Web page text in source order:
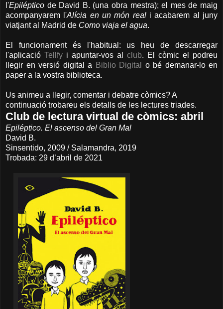
l'Epiléptico de David B. (una obra mestra); el mes de maig
acompanyarem l'Alícia en un món reali acabarem al juny
viatjant al Madrid de Como viaja el agua.
El funcionament és l'habitual: us heu de descarregar
l'aplicació Tellfy i apuntar-vos al club. El còmic el podreu
llegir en versió digital a
Biblio Digital
o bé demanar-lo en
paper a la vostra biblioteca.
Us animeu a llegir, comentar i debatre còmics? A
continuació trobareu els detalls de les lectures triades.
Club de lectura virtual de còmics: abril
Epiléptico. El ascenso del Gran Mal
David B.
Sinsentido, 2009 / Salamandra, 2019
Trobada: 29 d’abril de 2021